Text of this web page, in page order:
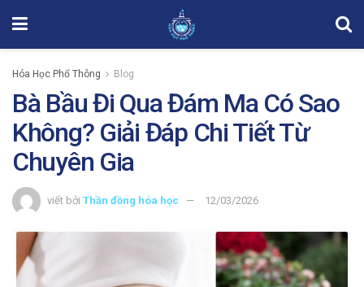
Hóa Học Phổ Thông Blog
Bà Bầu Đi Qua Đám Ma Có Sao
Không? Giải Đáp Chi Tiết Từ
Chuyên Gia
viết bởi Thần đồng hóa học 12/03/2026